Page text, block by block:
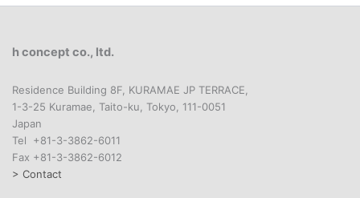
h concept co., ltd.
Residence Building 8F, KURAMAE JP TERRACE,
1-3-25 Kuramae, Taito-ku, Tokyo, 111-0051
Japan
Tel +81-3-3862-6011
Fax +81-3-3862-6012
> Contact